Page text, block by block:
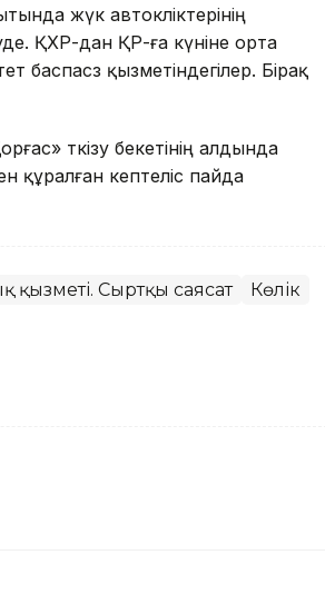
жүк автокөліктерінің
ҚХР-дан ҚР-ға күніне орта
баспасөз қызметіндегілер. Бірақ
өткізу бекетінің алдында
құралған кептеліс пайда
қызметі. Сыртқы саясат
Көлік